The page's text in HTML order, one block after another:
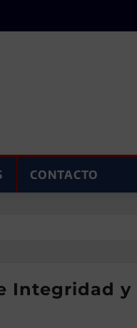
CONTACTO
Integridad